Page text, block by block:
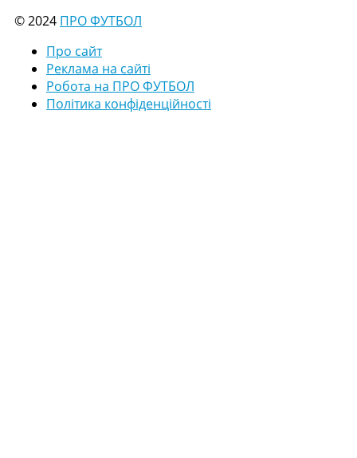
© 2024 ПРО ФУТБОЛ
Про сайт
Реклама на сайті
Робота на ПРО ФУТБОЛ
Політика конфіденційності